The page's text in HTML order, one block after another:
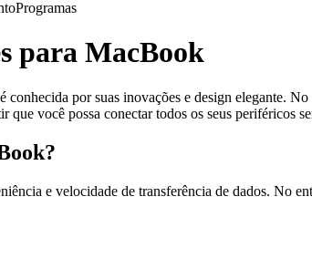
Programas
para MacBook
por suas inovações e design elegante.
você possa conectar todos os seus periféricos
e velocidade de transferência de dados. No